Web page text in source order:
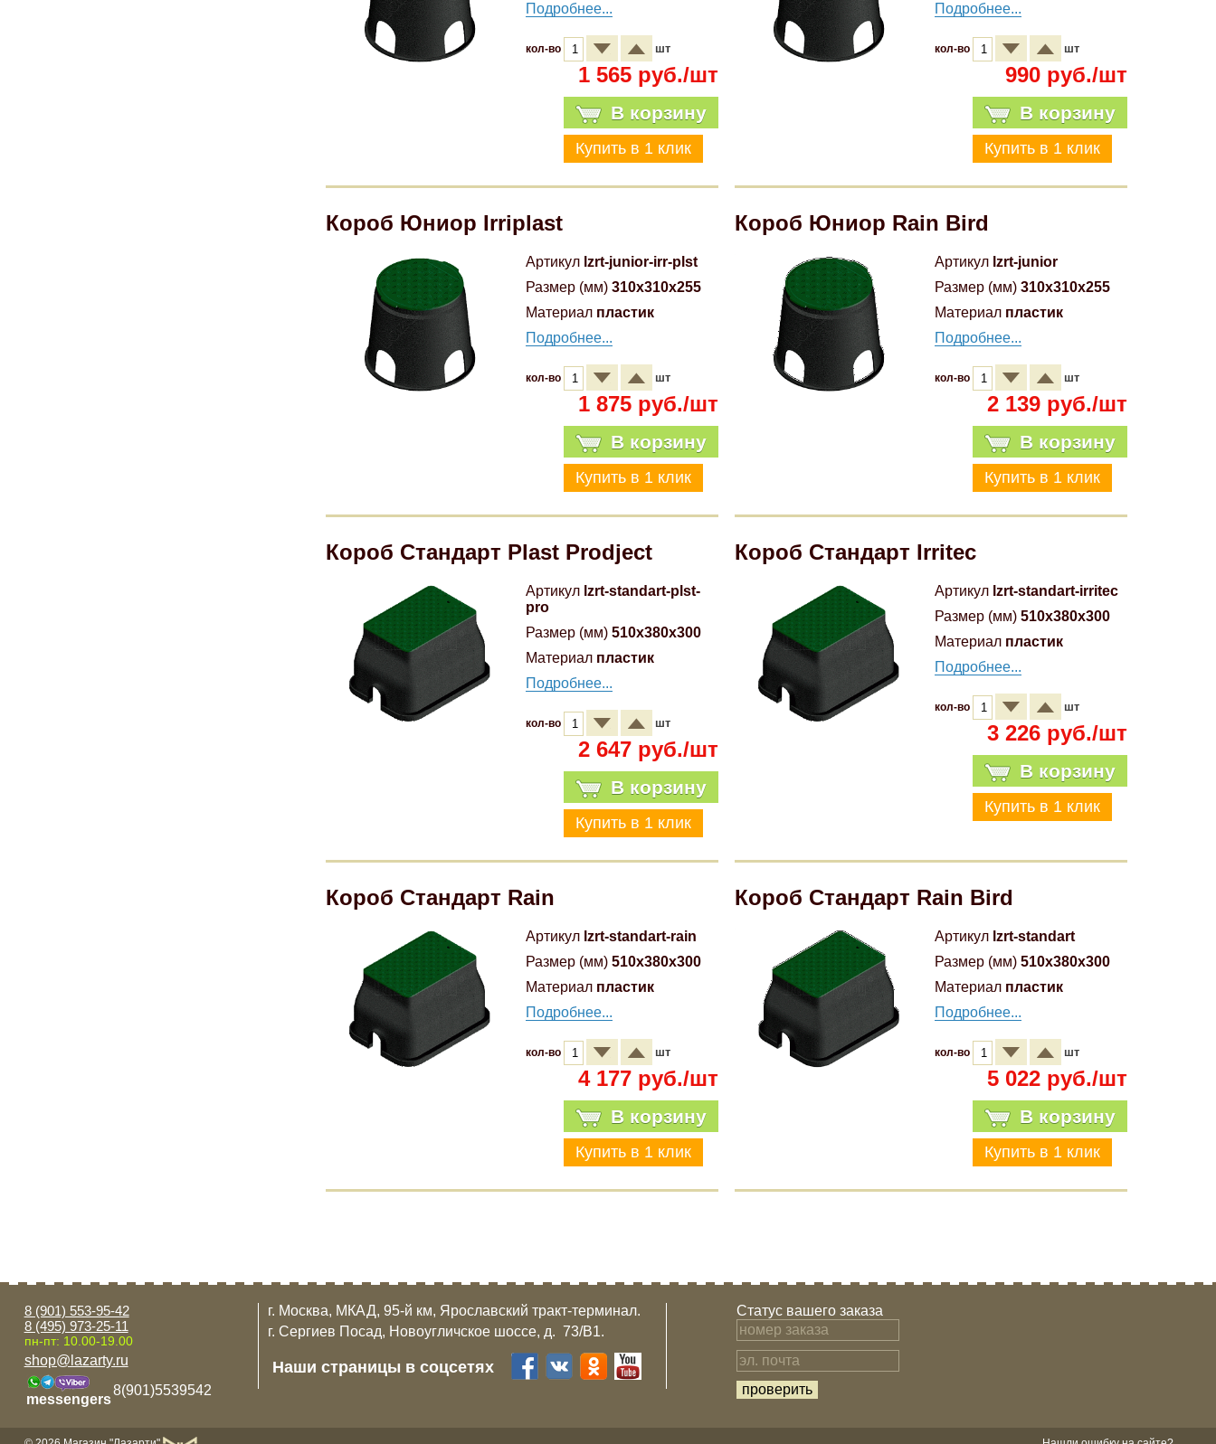
Подробнее...
кол-во шт
1 565 руб./шт
В корзину
Подробнее...
кол-во шт
990 руб./шт
В корзину
Короб Юниор Irriplast
Артикул lzrt-junior-irr-plst
Размер (мм) 310x310x255
Материал пластик
Подробнее...
кол-во шт
1 875 руб./шт
В корзину
Короб Юниор Rain Bird
Артикул lzrt-junior
Размер (мм) 310x310x255
Материал пластик
Подробнее...
кол-во шт
2 139 руб./шт
В корзину
Короб Стандарт Plast Prodject
Артикул lzrt-standart-plst-
pro
Размер (мм) 510x380x300
Материал пластик
Подробнее...
кол-во шт
2 647 руб./шт
В корзину
Короб Стандарт Irritec
Артикул lzrt-standart-irritec
Размер (мм) 510x380x300
Материал пластик
Подробнее...
кол-во шт
3 226 руб./шт
В корзину
Короб Стандарт Rain
Артикул lzrt-standart-rain
Размер (мм) 510x380x300
Материал пластик
Подробнее...
кол-во шт
4 177 руб./шт
В корзину
Короб Стандарт Rain Bird
Артикул lzrt-standart
Размер (мм) 510x380x300
Материал пластик
Подробнее...
кол-во шт
5 022 руб./шт
В корзину
8 (901) 553-95-42
8 (495) 973-25-11
пн-пт: 10.00-19.00
shop@lazarty.ru
messengers
8(901)5539542
г. Москва, МКАД, 95-й км, Ярославский тракт-терминал.
г. Сергиев Посад, Новоугличское шоссе, д. 73/B1.
Наши страницы в соцсетях
Статус вашего заказа